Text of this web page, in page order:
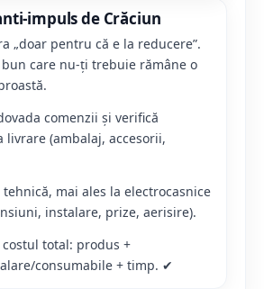
impuls de Crăciun
„doar pentru că e la reducere”.
care nu-ți trebuie rămâne o
comenzii și verifică
livrare (ambalaj, accesorii,
tehnică, mai ales la electrocasnice
instalare, prize, aerisire).
costul total: produs +
consumabile + timp. ✔